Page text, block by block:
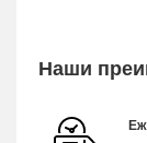
Наши